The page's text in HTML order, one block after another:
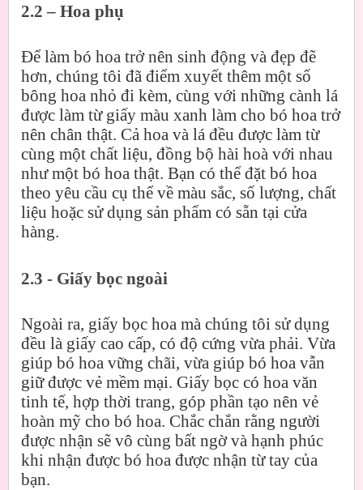
2.2 – Hoa phụ
Để làm bó hoa trở nên sinh động và đẹp đẽ
hơn, chúng tôi đã điểm xuyết thêm một số
bông hoa nhỏ đi kèm, cùng với những cành lá
được làm từ giấy màu xanh làm cho bó hoa trở
nên chân thật. Cả hoa và lá đều được làm từ
cùng một chất liệu, đồng bộ hài hoà với nhau
như một bó hoa thật. Bạn có thể đặt bó hoa
theo yêu cầu cụ thể về màu sắc, số lượng, chất
liệu hoặc sử dụng sản phẩm có sẵn tại cửa
hàng.
2.3 - Giấy bọc ngoài
Ngoài ra, giấy bọc hoa mà chúng tôi sử dụng
đều là giấy cao cấp, có độ cứng vừa phải. Vừa
giúp bó hoa vững chãi, vừa giúp bó hoa vẫn
giữ được vẻ mềm mại. Giấy bọc có hoa văn
tinh tế, hợp thời trang, góp phần tạo nên vẻ
hoàn mỹ cho bó hoa. Chắc chắn rằng người
được nhận sẽ vô cùng bất ngờ và hạnh phúc
khi nhận được bó hoa được nhận từ tay của
bạn.